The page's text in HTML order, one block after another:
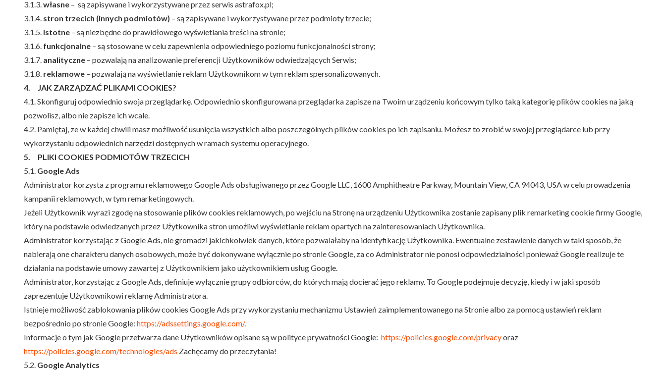
3.1.3.własne – są zapisywane i wykorzystywane przez serwis astrafox.pl;
3.1.4. stron trzecich (innych podmiotów) – są zapisywane i wykorzystywane przez podmioty trzecie;
3.1.5. istotne – są niezbędne do prawidłowego wyświetlania treści na stronie;
3.1.6. funkcjonalne – są stosowane w celu zapewnienia odpowiedniego poziomu funkcjonalności strony;
3.1.7. analityczne – pozwalają na analizowanie preferencji Użytkowników odwiedzających Serwis;
3.1.8. reklamowe – pozwalają na wyświetlanie reklam Użytkownikom w tym reklam spersonalizowanych.
4. JAK ZARZĄDZAĆ PLIKAMI COOKIES?
4.1. Skonfiguruj odpowiednio swoja przeglądarkę. Odpowiednio skonfigurowana przeglądarka zapisze na Twoim urządzeniu końcowym tylko taką kategorię plików cookies na jaką
pozwolisz, albo nie zapisze ich wcale.
4.2. Pamiętaj, ze w każdej chwili masz możliwość usunięcia wszystkich albo poszczególnych plików cookies po ich zapisaniu. Możesz to zrobić w swojej przeglądarce lub przy
wykorzystaniu odpowiednich narzędzi dostępnych w ramach systemu operacyjnego.
5. PLIKI COOKIES PODMIOTÓW TRZECICH
5.1. Google Ads
Administrator korzysta z programu reklamowego Google Ads obsługiwanego przez Google LLC, 1600 Amphitheatre Parkway, Mountain View, CA 94043, USA w celu prowadzenia
kampanii reklamowych, w tym remarketingowych.
Jeżeli Użytkownik wyrazi zgodę na stosowanie plików cookies reklamowych, po wejściu na Stronę na urządzeniu Użytkownika zostanie zapisany plik remarketing cookie firmy Google,
który na podstawie odwiedzanych przez Użytkownika stron umożliwi wyświetlanie reklam opartych na zainteresowaniach Użytkownika.
Administrator korzystając z Google Ads, nie gromadzi jakichkolwiek danych, które pozwalałaby na identyfikację Użytkownika. Ewentualne zestawienie danych w taki sposób, że
nabierają one charakteru danych osobowych, może być dokonywane wyłącznie po stronie Google, za co Administrator nie ponosi odpowiedzialności ponieważ Google realizuje te
działania na podstawie umowy zawartej z Użytkownikiem jako użytkownikiem usług Google.
Administrator, korzystając z Google Ads, definiuje wyłącznie grupy odbiorców, do których mają docierać jego reklamy. To Google podejmuje decyzję, kiedy i w jaki sposób
zaprezentuje Użytkownikowi reklamę Administratora.
Istnieje możliwość zablokowania plików cookies Google Ads przy wykorzystaniu mechanizmu Ustawień zaimplementowanego na Stronie albo za pomocą ustawień reklam
bezpośrednio po stronie Google: https://adssettings.google.com/.
Informacje o tym jak Google przetwarza dane Użytkowników opisane są w polityce prywatności Google: https://policies.google.com/privacyoraz
https://policies.google.com/technologies/ads Zachęcamy do przeczytania!
5.2. Google Analytics